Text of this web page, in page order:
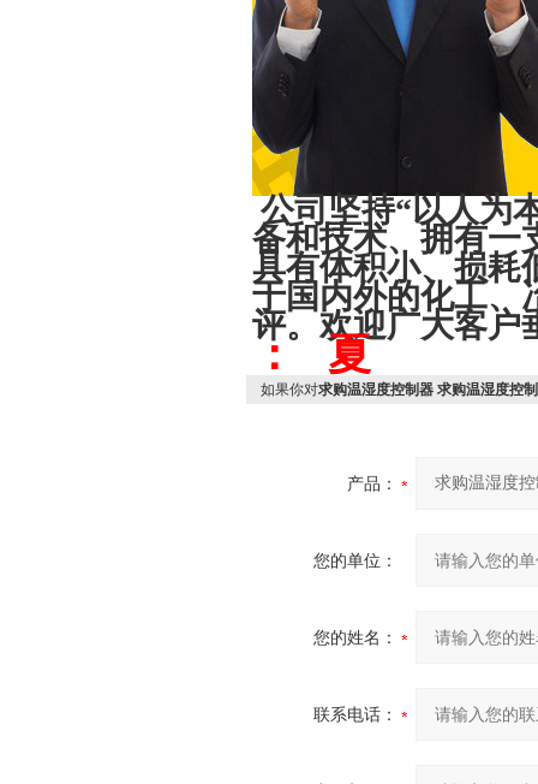
公司坚持“以人为
备和技术、拥有一
具有体积小、损耗
于国内外的化工、
评。欢迎广大客户
： 夏
如果你对求购温湿度控制器 求购温湿度控
产品：
您的单位：
您的姓名：
联系电话：